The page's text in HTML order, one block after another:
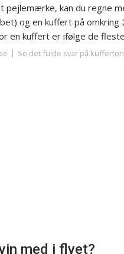
pejlemærke, kan du regne
og en kuffert på
en kuffert er ifølge de
Se det fulde svar på
med i flyet?